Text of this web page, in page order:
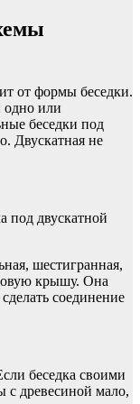
от формы беседки.
одно или
беседки под
Двускатная не
под двускатной
шестигранная,
крышу. Она
соединение
беседка своими
с древесиной мало,